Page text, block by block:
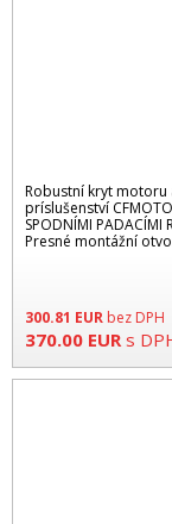
Robustní kryt motoru
príslušenství
SPODNÍMI
Presné montážní
300.81 EUR bez DPH
370.00 EUR s